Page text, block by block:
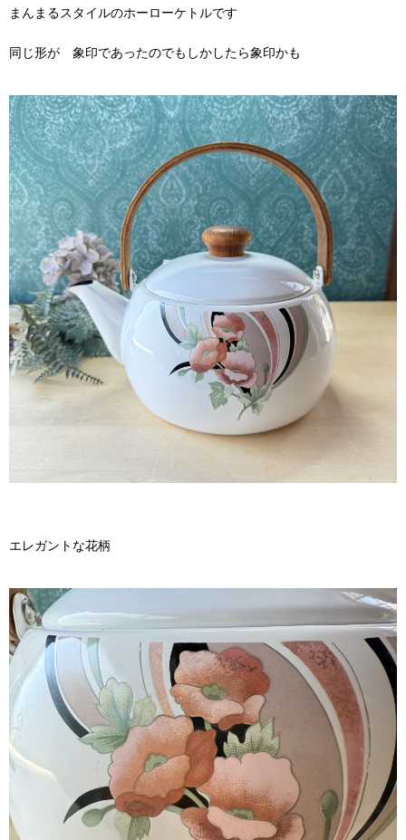
まんまるスタイルのホーローケトルです
同じ形が 象印であったのでもしかしたら象印かも
エレガントな花柄